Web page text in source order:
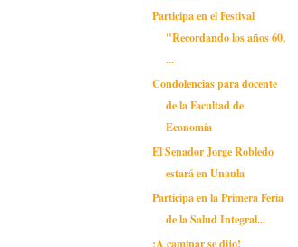
Participa en el Festival
"Recordando los años 60,
...
Condolencias para docente
de la Facultad de
Economía
El Senador Jorge Robledo
estará en Unaula
Participa en la Primera Feria
de la Salud Integral...
¡A caminar se dijo!